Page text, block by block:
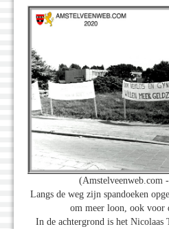
(Amstelveenweb.com
Langs de weg zijn spandoeken
om meer loon, ook voor
In de achtergrond is het